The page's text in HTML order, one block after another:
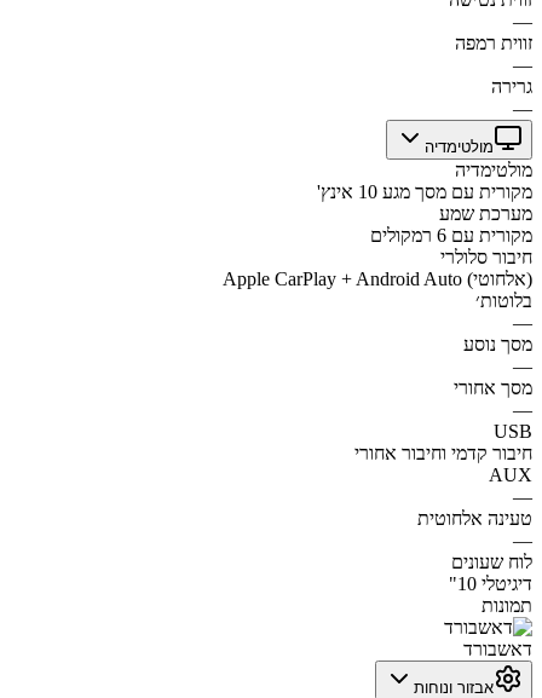
—
זווית רמפה
—
גרירה
—
מולטימדיה
מולטימדיה
מקורית עם מסך מגע 10 אינץ'
מערכת שמע
מקורית עם 6 רמקולים
חיבור סלולרי
Apple CarPlay + Android Auto (אלחוטי)
בלוטות׳
—
מסך נוסע
—
מסך אחורי
—
USB
חיבור קדמי וחיבור אחורי
AUX
—
טעינה אלחוטית
—
לוח שעונים
דיגיטלי 10"
תמונות
דאשבורד
אבזור ונוחות